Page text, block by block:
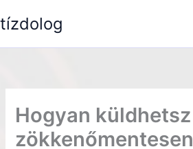
to
tízdolog
Hogyan küldhetsz
zökkenőmentesen